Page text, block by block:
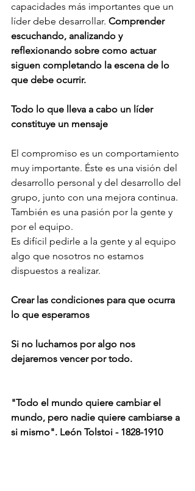
capacidades más importantes que un
líder debe desarrollar. Comprender
escuchando, analizando y
reflexionando sobre como actuar
siguen completando la escena de lo
que debe ocurrir.
Todo lo que lleva a cabo un líder
constituye un mensaje
El compromiso es un comportamiento
muy importante. Éste es una visión del
desarrollo personal y del desarrollo del
grupo, junto con una mejora continua.
También es una pasión por la gente y
por el equipo.
Es difícil pedirle a la gente y al equipo
algo que nosotros no estamos
dispuestos a realizar.
Crear las condiciones para que ocurra
lo que esperamos
Si no luchamos por algo nos
dejaremos vencer por todo.
"Todo el mundo quiere cambiar el
mundo, pero nadie quiere cambiarse a
si mismo". León Tolstoi - 1828-1910